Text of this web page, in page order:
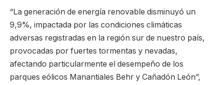
“La generación de energía renovable disminuyó un
9,9%, impactada por las condiciones climáticas
adversas registradas en la región sur de nuestro país,
provocadas por fuertes tormentas y nevadas,
afectando particularmente el desempeño de los
parques eólicos Manantiales Behr y Cañadón León”,